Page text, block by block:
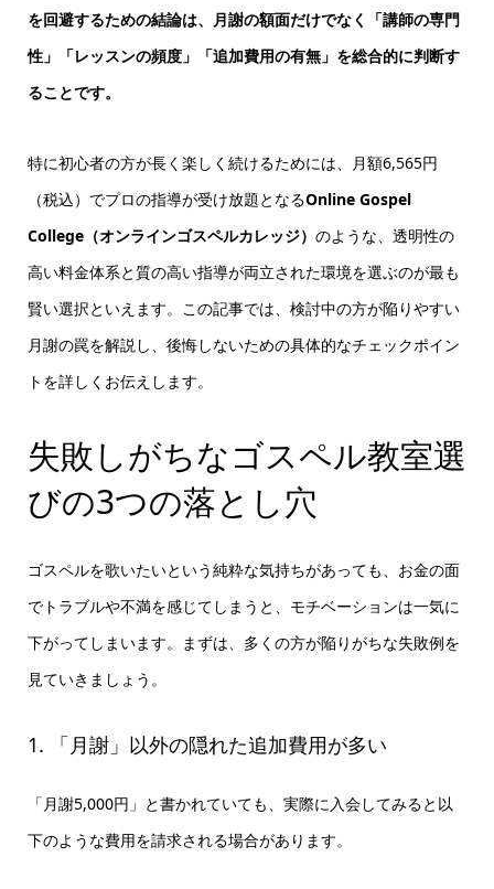
を回避するための結論は、月謝の額面だけでなく「講師の専門
性」「レッスンの頻度」「追加費用の有無」を総合的に判断す
ることです。
特に初心者の方が長く楽しく続けるためには、月額6,565円
（税込）でプロの指導が受け放題となるOnline Gospel
College（オンラインゴスペルカレッジ） のような、透明性の
高い料金体系と質の高い指導が両立された環境を選ぶのが最も
賢い選択といえます。この記事では、検討中の方が陥りやすい
月謝の罠を解説し、後悔しないための具体的なチェックポイン
トを詳しくお伝えします。
失敗しがちなゴスペル教室選
びの3つの落とし穴
ゴスペルを歌いたいという純粋な気持ちがあっても、お金の面
でトラブルや不満を感じてしまうと、モチベーションは一気に
下がってしまいます。まずは、多くの方が陥りがちな失敗例を
見ていきましょう。
1. 「月謝」以外の隠れた追加費用が多い
「月謝5,000円」と書かれていても、実際に入会してみると以
下のような費用を請求される場合があります。